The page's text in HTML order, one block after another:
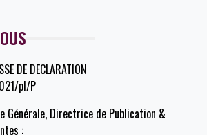
DE DECLARATION
pl/P
Générale, Directrice de Publication &
: